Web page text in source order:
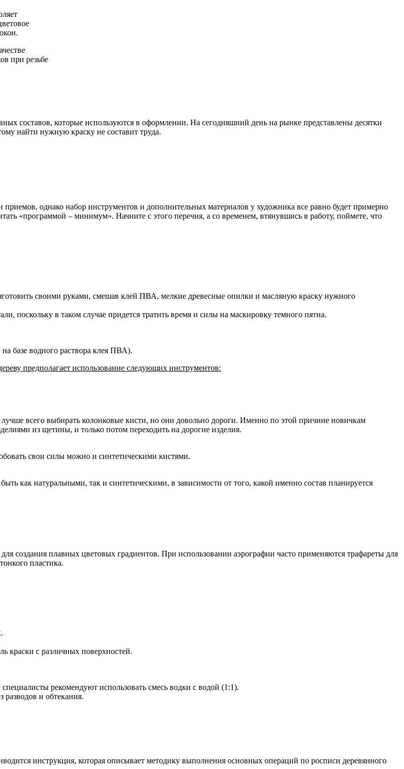
при резьбе
составов, которые используются в оформлении. На сегодняшний день на рынке представлены десятки
найти нужную краску не составит труда.
однако набор инструментов и дополнительных материалов у художника все равно будет примерно
«программой – минимум». Начните с этого перечня, а со временем, втянувшись в работу, поймете, что
своими руками, смешав клей ПВА, мелкие древесные опилки и масляную краску нужного
поскольку в таком случае придется тратить время и силы на маскировку темного пятна.
базе водного раствора клея ПВА).
предполагает использование следующих инструментов:
всего выбирать колонковые кисти, но они довольно дороги. Именно по этой причине новичкам
из щетины, и только потом переходить на дорогие изделия.
свои силы можно и синтетическими кистями.
как натуральными, так и синтетическими, в зависимости от того, какой именно состав планируется
создания плавных цветовых градиентов. При использовании аэрографии часто применяются трафареты для
пластика.
краски с различных поверхностей.
рекомендуют использовать смесь водки с водой (1:1).
разводов и обтекания.
инструкция, которая описывает методику выполнения основных операций по росписи деревянного